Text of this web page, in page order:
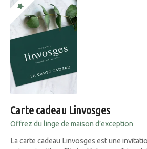
Carte cadeau Linvosges
Offrez du linge de maison d’exception
La carte cadeau Linvosges est une